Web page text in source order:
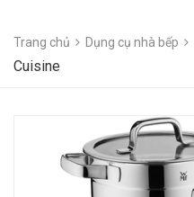
Trang chủ Dụng cụ nhà bếp
Cuisine